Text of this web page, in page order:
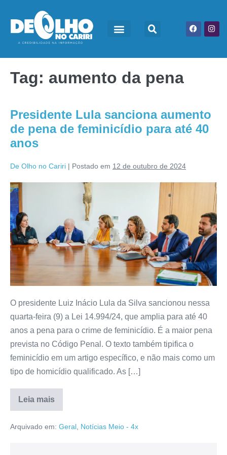
Tag: aumento da pena
Presidente Lula sanciona aumento
de pena de feminicídio para até 40
anos
De Olho no Cariri | Postado em 12 de outubro de 2024
O presidente Luiz Inácio Lula da Silva sancionou nessa
quarta-feira (9) a Lei 14.994/24, que amplia para até 40
anos a pena para o crime de feminicídio. É a maior pena
prevista no Código Penal. O texto também tipifica o
feminicídio em um artigo específico, e não mais como um
tipo de homicídio qualificado. As […]
Leia mais
Arquivado em: Geral Notícias Meio - 4x